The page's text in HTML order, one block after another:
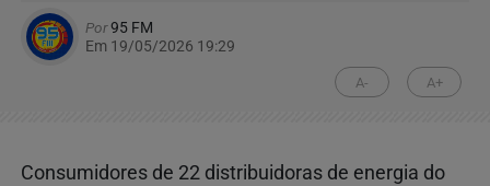
Por95 FM
Em 19/05/2026 19:29
A- A+
Consumidores de 22 distribuidoras de energia do